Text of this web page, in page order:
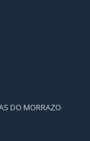
DO MORRAZO